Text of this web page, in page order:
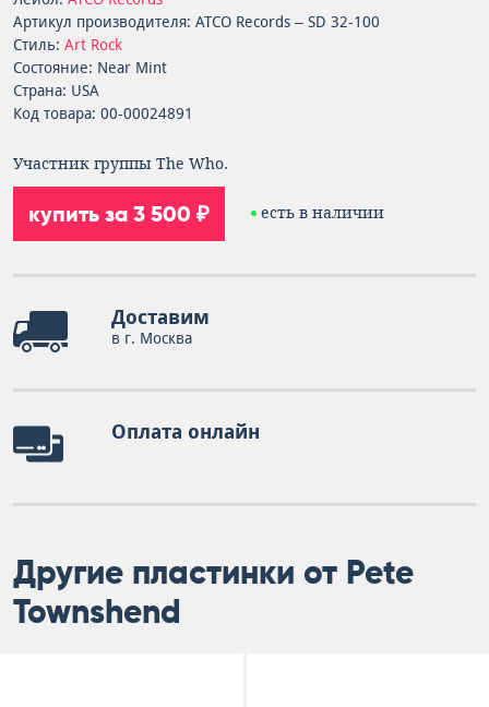
Артикул производителя: ATCO Records – SD 32-100
Стиль: Art Rock
Состояние: Near Mint
Страна: USA
Код товара: 00-00024891
Участник группы The Who.
купить за 3 500 ₽ есть в наличии
Доставим
в г. Москва
Оплата онлайн
Другие пластинки от Pete
Townshend